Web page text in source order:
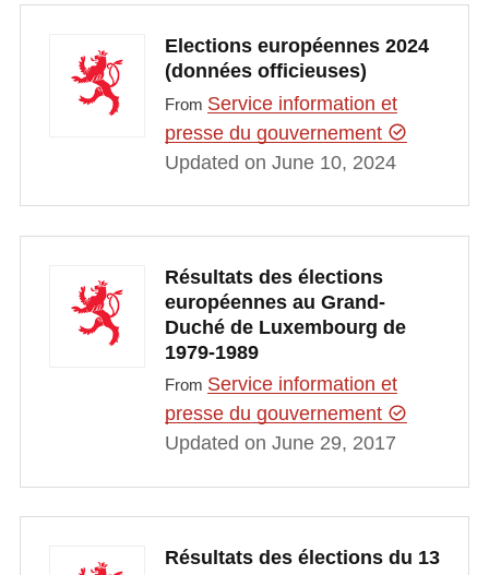
Elections européennes 2024
(données officieuses)
From Service information et
presse du gouvernement
Updated on June 10, 2024
Résultats des élections
européennes au Grand-
Duché de Luxembourg de
1979-1989
From Service information et
presse du gouvernement
Updated on June 29, 2017
Résultats des élections du 13